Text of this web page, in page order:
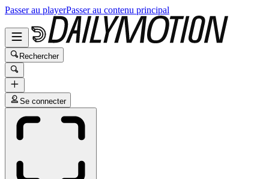
Passer au playerPasser au contenu principal
Rechercher
Se connecter